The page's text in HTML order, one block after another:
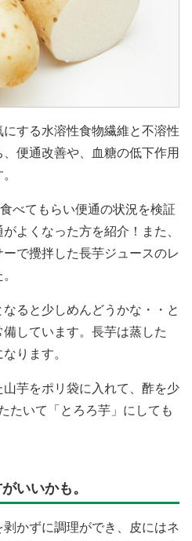
する水溶性食物繊維と不溶性
便通改善や、血糖の低下作用
べてもらい便通の状況を検証
よくなった方を紹介！また、
で攪拌した長芋ジュースのレ
ると少しめんどうかな・・と
しています。長芋は蒸した
ります。
芋をポリ袋に入れて、酢を少
たいて「とろろ芋」にしても
いいかも。
かずに調理ができ、皮にはネ